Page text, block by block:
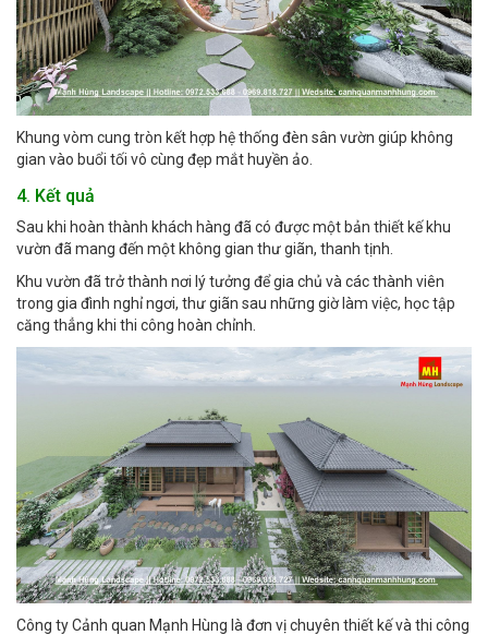
Khung vòm cung tròn kết hợp hệ thống đèn sân vườn giúp không
gian vào buổi tối vô cùng đẹp mắt huyền ảo.
4. Kết quả
Sau khi hoàn thành khách hàng đã có được một bản thiết kế khu
vườn đã mang đến một không gian thư giãn, thanh tịnh.
Khu vườn đã trở thành nơi lý tưởng để gia chủ và các thành viên
trong gia đình nghỉ ngơi, thư giãn sau những giờ làm việc, học tập
căng thẳng khi thi công hoàn chỉnh.
Công ty Cảnh quan Mạnh Hùng là đơn vị chuyên thiết kế và thi công